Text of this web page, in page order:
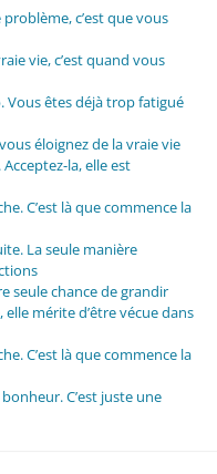
c’est que vous
vie, c’est quand vous
Vous êtes déjà trop fatigué
éloignez de la vraie vie
la, elle est
C’est là que commence la
La seule manière
seule chance de grandir
mérite d’être vécue dans
C’est là que commence la
C’est juste une